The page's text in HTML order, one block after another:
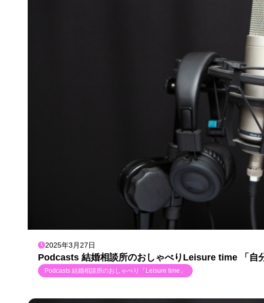
2025年3月27日
Podcasts 結婚相談所のおしゃべりLeisure time 「自
Podcasts 結婚相談所のおしゃべり「Leisure time」